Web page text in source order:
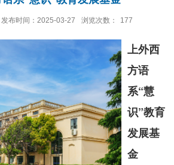
发布时间：2025-03-27 浏览次数： 177
上外西
方语
系“慧
识”教育
发展基
金